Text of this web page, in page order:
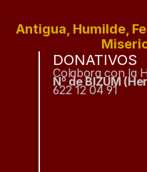
Antigua, Humilde,
DONATIVOS
Colabora con la
Nº de BIZUM
622 12 04 91